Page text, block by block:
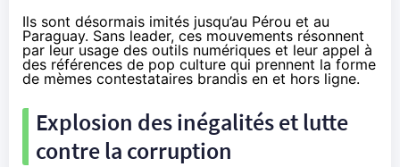
Ils sont désormais imités jusqu’au Pérou et au
Paraguay. Sans leader, ces mouvements résonnent
par leur usage des outils numériques et leur appel à
des références de pop culture qui prennent la forme
de mèmes contestataires brandis en et hors ligne.
Explosion des inégalités et lutte
contre la corruption